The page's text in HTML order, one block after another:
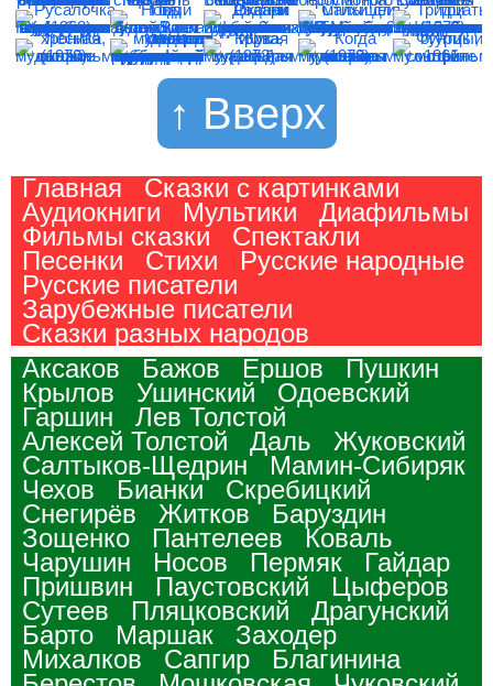
↑ Вверх
Главная
Сказки с картинками
Аудиокниги
Мультики
Диафильмы
Фильмы сказки
Спектакли
Песенки
Стихи
Русские народные
Русские писатели
Зарубежные писатели
Сказки разных народов
Аксаков
Бажов Ершов
Пушкин
Крылов
Ушинский
Одоевский
Гаршин
Лев Толстой
Алексей Толстой
Даль
Жуковский
Салтыков-Щедрин
Мамин-Сибиряк
Чехов
Бианки
Скребицкий
Снегирёв
Житков
Баруздин
Зощенко
Пантелеев
Коваль
Чарушин
Носов Пермяк
Гайдар
Пришвин
Паустовский
Цыферов
Сутеев
Пляцковский
Драгунский
Барто
Маршак
Заходер
Михалков
Сапгир
Благинина